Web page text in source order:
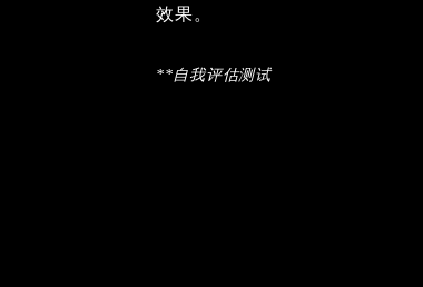
想效果。
**自我评估测试